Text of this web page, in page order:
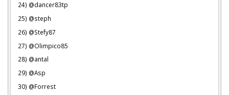
24) @dancer83tp
25) @steph
26) @Stefy87
27) @Olimpico85
28) @antal
29) @Asp
30) @Forrest